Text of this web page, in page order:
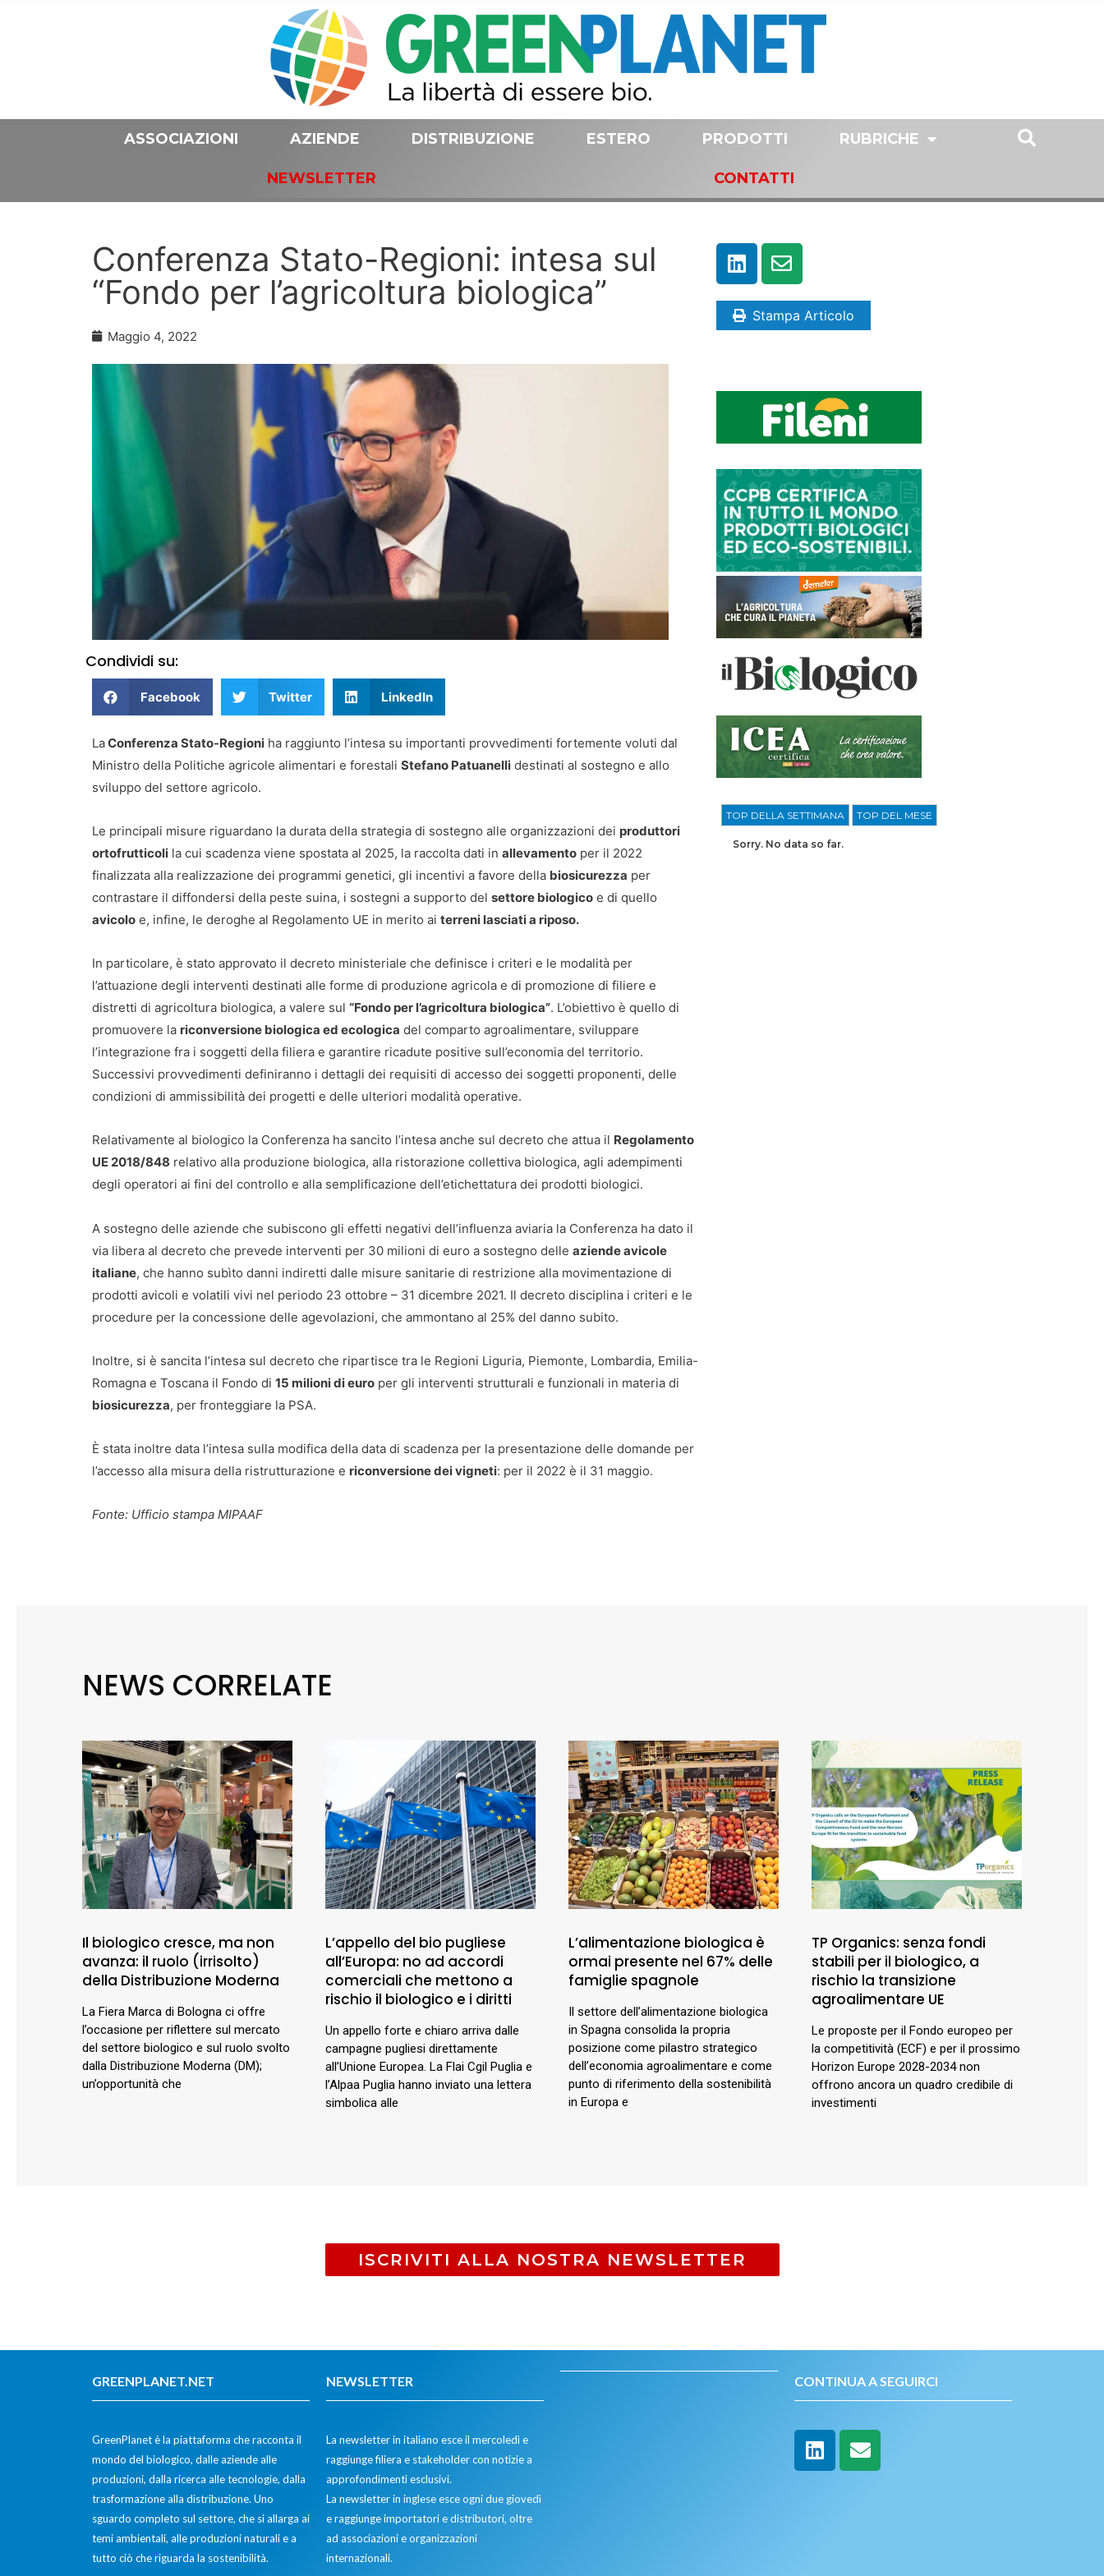
ASSOCIAZIONI AZIENDE DISTRIBUZIONE ESTERO PRODOTTI RUBRICHE
NEWSLETTER CONTATTI
Conferenza Stato-Regioni: intesa sul
“Fondo per l’agricoltura biologica”
Maggio 4, 2022
Condividi su:
Facebook Twitter LinkedIn
LaConferenza Stato-Regioni ha raggiunto l’intesa su importanti provvedimenti fortemente voluti dal
Ministro della Politiche agricole alimentari e forestali Stefano Patuanelli destinati al sostegno e allo
sviluppo del settore agricolo.
Le principali misure riguardano la durata della strategia di sostegno alle organizzazioni dei produttori
ortofrutticoli la cui scadenza viene spostata al 2025, la raccolta dati in allevamento per il 2022
finalizzata alla realizzazione dei programmi genetici, gli incentivi a favore della biosicurezza per
contrastare il diffondersi della peste suina, i sostegni a supporto del settore biologico e di quello
avicolo e, infine, le deroghe al Regolamento UE in merito ai terreni lasciati a riposo.
In particolare, è stato approvato il decreto ministeriale che definisce i criteri e le modalità per
l’attuazione degli interventi destinati alle forme di produzione agricola e di promozione di filiere e
distretti di agricoltura biologica, a valere sul “Fondo per l’agricoltura biologica”. L’obiettivo è quello di
promuovere la riconversione biologica ed ecologica del comparto agroalimentare, sviluppare
l’integrazione fra i soggetti della filiera e garantire ricadute positive sull’economia del territorio.
Successivi provvedimenti definiranno i dettagli dei requisiti di accesso dei soggetti proponenti, delle
condizioni di ammissibilità dei progetti e delle ulteriori modalità operative.
Relativamente al biologico la Conferenza ha sancito l’intesa anche sul decreto che attua il Regolamento
UE 2018/848 relativo alla produzione biologica, alla ristorazione collettiva biologica, agli adempimenti
degli operatori ai fini del controllo e alla semplificazione dell’etichettatura dei prodotti biologici.
A sostegno delle aziende che subiscono gli effetti negativi dell’influenza aviaria la Conferenza ha dato il
via libera al decreto che prevede interventi per 30 milioni di euro a sostegno delle aziende avicole
italiane, che hanno subìto danni indiretti dalle misure sanitarie di restrizione alla movimentazione di
prodotti avicoli e volatili vivi nel periodo 23 ottobre – 31 dicembre 2021. Il decreto disciplina i criteri e le
procedure per la concessione delle agevolazioni, che ammontano al 25% del danno subito.
Inoltre, si è sancita l’intesa sul decreto che ripartisce tra le Regioni Liguria, Piemonte, Lombardia, Emilia-
Romagna e Toscana il Fondo di 15 milioni di euro per gli interventi strutturali e funzionali in materia di
biosicurezza, per fronteggiare la PSA.
È stata inoltre data l’intesa sulla modifica della data di scadenza per la presentazione delle domande per
l’accesso alla misura della ristrutturazione e riconversione dei vigneti: per il 2022 è il 31 maggio.
Fonte: Ufficio stampa MIPAAF
Stampa Articolo
TOP DELLA SETTIMANA TOP DEL MESE
Sorry. No data so far.
NEWS CORRELATE
Il biologico cresce, ma non
avanza: il ruolo (irrisolto)
della Distribuzione Moderna
La Fiera Marca di Bologna ci offre
l’occasione per riflettere sul mercato
del settore biologico e sul ruolo svolto
dalla Distribuzione Moderna (DM);
un’opportunità che
L’appello del bio pugliese
all’Europa: no ad accordi
comerciali che mettono a
rischio il biologico e i diritti
Un appello forte e chiaro arriva dalle
campagne pugliesi direttamente
all’Unione Europea. La Flai Cgil Puglia e
l’Alpaa Puglia hanno inviato una lettera
simbolica alle
L’alimentazione biologica è
ormai presente nel 67% delle
famiglie spagnole
Il settore dell’alimentazione biologica
in Spagna consolida la propria
posizione come pilastro strategico
dell’economia agroalimentare e come
punto di riferimento della sostenibilità
in Europa e
TP Organics: senza fondi
stabili per il biologico, a
rischio la transizione
agroalimentare UE
Le proposte per il Fondo europeo per
la competitività (ECF) e per il prossimo
Horizon Europe 2028-2034 non
offrono ancora un quadro credibile di
investimenti
ISCRIVITI ALLA NOSTRA NEWSLETTER
GREENPLANET.NET
GreenPlanet è la piattaforma che racconta il
mondo del biologico, dalle aziende alle
produzioni, dalla ricerca alle tecnologie, dalla
trasformazione alla distribuzione. Uno
sguardo completo sul settore, che si allarga ai
temi ambientali, alle produzioni naturali e a
tutto ciò che riguarda la sostenibilità.
NEWSLETTER
La newsletter in italiano esce il mercoledì e
raggiunge filiera e stakeholder con notizie a
approfondimenti esclusivi.
La newsletter in inglese esce ogni due giovedì
e raggiunge importatori e distributori, oltre
ad associazioni e organizzazioni
internazionali.
CONTINUA A SEGUIRCI